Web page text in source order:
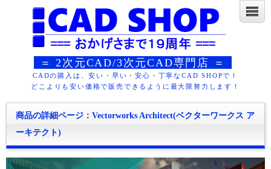
＝ 2次元CAD/3次元CAD専門店 ＝
CADの購入は、安い・早い・安心・丁寧なCAD SHOPで！
どこよりも安い価格で販売できるように最大限努力します！
商品の詳細ページ：Vectorworks Architect(ベクターワークス ア
ーキテクト)